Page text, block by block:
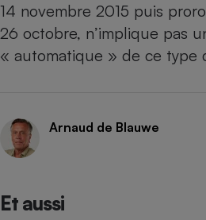
14 novembre 2015 puis
26 octobre, n’implique pas
« automatique » de ce type
Arnaud de Blauwe
Et aussi